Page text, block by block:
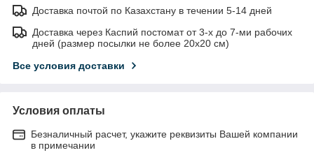
Доставка почтой по Казахстану в течении 5-14 дней
Доставка через Каспий постомат от 3-х до 7-ми рабочих
дней (размер посылки не более 20х20 см)
Все условия доставки
Условия оплаты
Безналичный расчет, укажите реквизиты Вашей компании
в примечании